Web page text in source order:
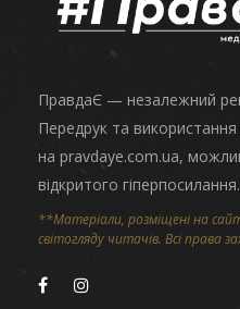
ПравдаЄ — незалежний
Передрук та використання
на pravdaye.com.ua,
відкритого гіперпосилання.
**Матеріали, розміщені на
світогляду читачів. Всі права